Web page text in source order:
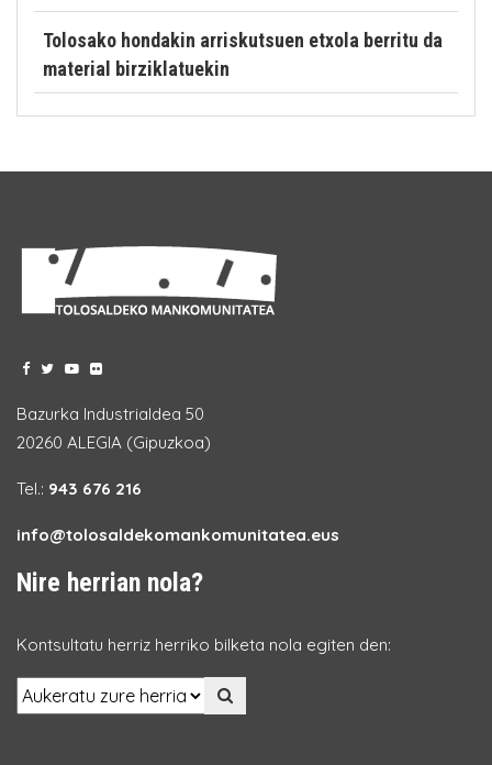
Tolosako hondakin arriskutsuen etxola berritu da
material birziklatuekin
Bazurka Industrialdea 50
20260 ALEGIA (Gipuzkoa)
Tel.: 943 676 216
info@tolosaldekomankomunitatea.eus
Nire herrian nola?
Kontsultatu herriz herriko bilketa nola egiten den: